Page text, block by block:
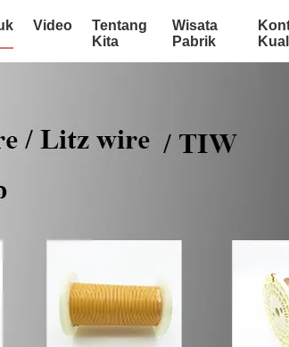
Video
Tentang
Kita
Wisata
Pabrik